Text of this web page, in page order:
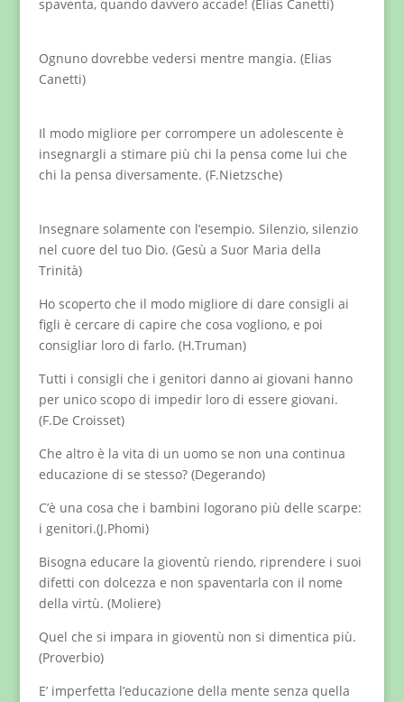
spaventa, quando davvero accade! (Elias Canetti)
Ognuno dovrebbe vedersi mentre mangia. (Elias
Canetti)
Il modo migliore per corrompere un adolescente è
insegnargli a stimare più chi la pensa come lui che
chi la pensa diversamente. (F.Nietzsche)
Insegnare solamente con l’esempio. Silenzio, silenzio
nel cuore del tuo Dio. (Gesù a Suor Maria della
Trinità)
Ho scoperto che il modo migliore di dare consigli ai
figli è cercare di capire che cosa vogliono, e poi
consigliar loro di farlo. (H.Truman)
Tutti i consigli che i genitori danno ai giovani hanno
per unico scopo di impedir loro di essere giovani.
(F.De Croisset)
Che altro è la vita di un uomo se non una continua
educazione di se stesso? (Degerando)
C’è una cosa che i bambini logorano più delle scarpe:
i genitori.(J.Phomi)
Bisogna educare la gioventù riendo, riprendere i suoi
difetti con dolcezza e non spaventarla con il nome
della virtù. (Moliere)
Quel che si impara in gioventù non si dimentica più.
(Proverbio)
E’ imperfetta l’educazione della mente senza quella